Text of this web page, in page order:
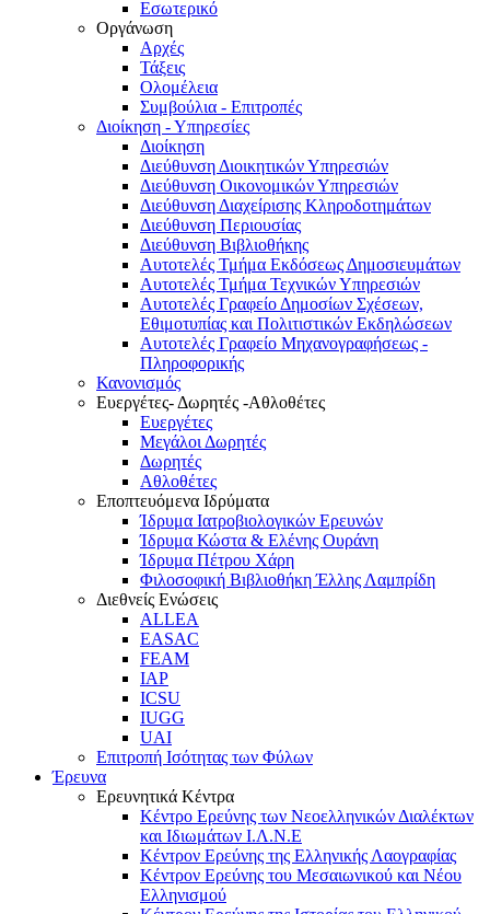
Εσωτερικό
Οργάνωση
Αρχές
Τάξεις
Ολομέλεια
Συμβούλια - Επιτροπές
Διοίκηση - Υπηρεσίες
Διοίκηση
Διεύθυνση Διοικητικών Υπηρεσιών
Διεύθυνση Οικονομικών Υπηρεσιών
Διεύθυνση Διαχείρισης Κληροδοτημάτων
Διεύθυνση Περιουσίας
Διεύθυνση Βιβλιοθήκης
Αυτοτελές Τμήμα Εκδόσεως Δημοσιευμάτων
Αυτοτελές Τμήμα Τεχνικών Υπηρεσιών
Αυτοτελές Γραφείο Δημοσίων Σχέσεων,
Εθιμοτυπίας και Πολιτιστικών Εκδηλώσεων
Αυτοτελές Γραφείο Μηχανογραφήσεως -
Πληροφορικής
Κανονισμός
Ευεργέτες- Δωρητές -Αθλοθέτες
Ευεργέτες
Μεγάλοι Δωρητές
Δωρητές
Αθλοθέτες
Εποπτευόμενα Ιδρύματα
Ίδρυμα Ιατροβιολογικών Ερευνών
Ίδρυμα Κώστα & Ελένης Ουράνη
Ίδρυμα Πέτρου Χάρη
Φιλοσοφική Βιβλιοθήκη Έλλης Λαμπρίδη
Διεθνείς Ενώσεις
ALLEA
EASAC
FEAM
IAP
ICSU
IUGG
UAI
Επιτροπή Ισότητας των Φύλων
Έρευνα
Ερευνητικά Κέντρα
Κέντρο Ερεύνης των Νεοελληνικών Διαλέκτων
και Ιδιωμάτων Ι.Λ.Ν.Ε
Κέντρον Ερεύνης της Ελληνικής Λαογραφίας
Κέντρον Ερεύνης του Μεσαιωνικού και Νέου
Ελληνισμού